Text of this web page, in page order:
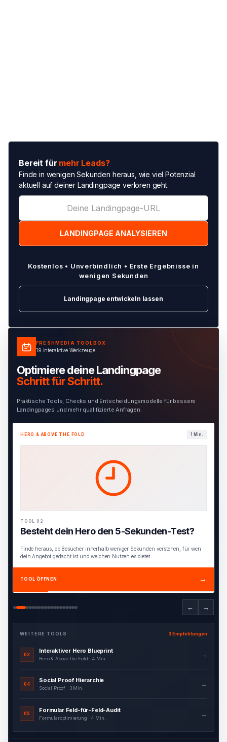
Bereit für mehr Leads?
Finde in wenigen Sekunden heraus, wie viel Potenzial
aktuell auf deiner Landingpage verloren geht.
Kostenlos • Unverbindlich • Erste Ergebnisse in
wenigen Sekunden
Landingpage entwickeln lassen
FRESHMEDIA TOOLBOX
19 interaktive Werkzeuge
Optimiere deine Landingpage
Schritt für Schritt.
Praktische Tools, Checks und Entscheidungsmodelle für bessere
Landingpages und mehr qualifizierte Anfragen.
HERO & ABOVE THE FOLD 1 Min.
TOOL 02
Besteht dein Hero den 5-Sekunden-Test?
Finde heraus, ob Besucher innerhalb weniger Sekunden verstehen, für wen
dein Angebot gedacht ist und welchen Nutzen es bietet.
TOOL ÖFFNEN →
← →
WEITERE TOOLS 3 Empfehlungen
03
Interaktiver Hero Blueprint
Hero & Above the Fold · 4 Min.
→
04
Social Proof Hierarchie
Social Proof · 3 Min.
→
05
Formular Feld-für-Feld-Audit
Formularoptimierung · 4 Min.
→